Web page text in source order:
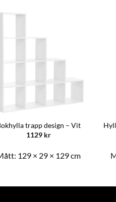
trapp design – Vit
1129 kr
129 × 29 × 129 cm